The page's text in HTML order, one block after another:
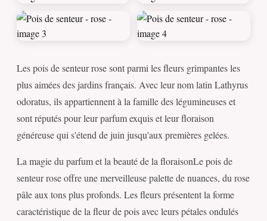
Les pois de senteur rose sont parmi les fleurs grimpantes les
plus aimées des jardins français. Avec leur nom latin Lathyrus
odoratus, ils appartiennent à la famille des légumineuses et
sont réputés pour leur parfum exquis et leur floraison
généreuse qui s'étend de juin jusqu'aux premières gelées.
La magie du parfum et la beauté de la floraisonLe pois de
senteur rose offre une merveilleuse palette de nuances, du rose
pâle aux tons plus profonds. Les fleurs présentent la forme
caractéristique de la fleur de pois avec leurs pétales ondulés